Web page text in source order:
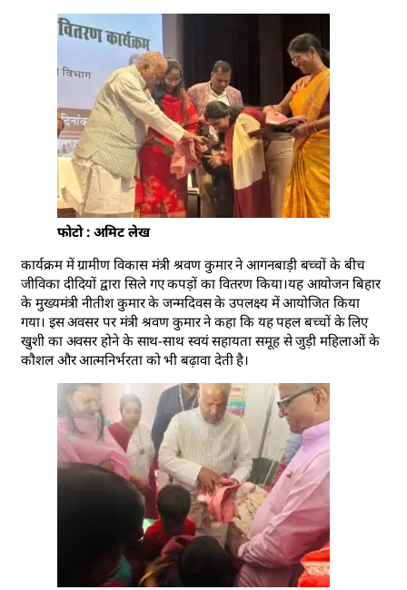
फोटो : अमिट लेख
कार्यक्रम में ग्रामीण विकास मंत्री श्रवण कुमार ने आगनबाड़ी बच्चों के बीच
जीविका दीदियों द्वारा सिले गए कपड़ों का वितरण किया।यह आयोजन बिहार
के मुख्यमंत्री नीतीश कुमार के जन्मदिवस के उपलक्ष्य में आयोजित किया
गया। इस अवसर पर मंत्री श्रवण कुमार ने कहा कि यह पहल बच्चों के लिए
खुशी का अवसर होने के साथ-साथ स्वयं सहायता समूह से जुड़ी महिलाओं के
कौशल और आत्मनिर्भरता को भी बढ़ावा देती है।